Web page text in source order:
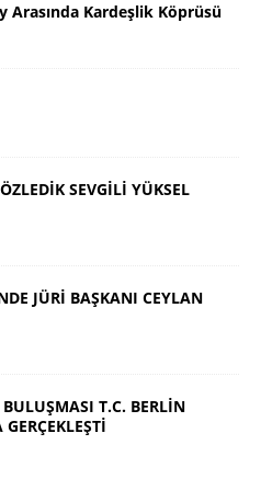
Arasında Kardeşlik Köprüsü
SEVGİLİ YÜKSEL
JÜRİ BAŞKANI CEYLAN
T.C. BERLİN